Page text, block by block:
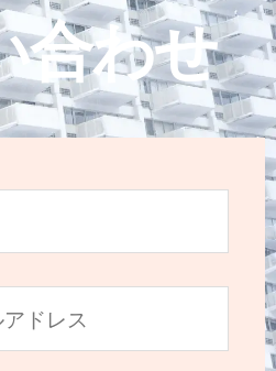
合わせ